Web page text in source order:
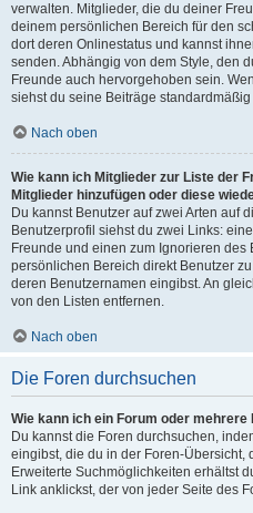
verwalten. Mitglieder, die du deiner
deinem persönlichen Bereich für den
dort deren Onlinestatus und kannst
senden. Abhängig von dem Style, den
Freunde auch hervorgehoben sein.
siehst du seine Beiträge standardmäßig
Nach oben
Wie kann ich Mitglieder zur Liste der
Mitglieder hinzufügen oder diese
Du kannst Benutzer auf zwei Arten auf
Benutzerprofil siehst du zwei Links:
Freunde und einen zum Ignorieren des
persönlichen Bereich direkt Benutzer
deren Benutzernamen eingibst. An
von den Listen entfernen.
Nach oben
Die Foren durchsuchen
Wie kann ich ein Forum oder
Du kannst die Foren durchsuchen,
eingibst, die du in der Foren-Übersicht,
Erweiterte Suchmöglichkeiten erhältst
Link anklickst, der von jeder Seite des